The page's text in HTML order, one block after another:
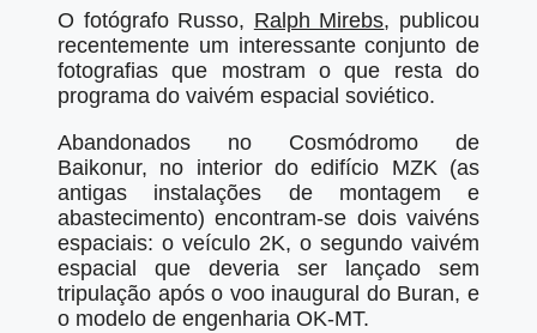
O fotógrafo Russo, Ralph Mirebs, publicou
recentemente um interessante conjunto de
fotografias que mostram o que resta do
programa do vaivém espacial soviético.
Abandonados no Cosmódromo de
Baikonur, no interior do edifício MZK (as
antigas instalações de montagem e
abastecimento) encontram-se dois vaivéns
espaciais: o veículo 2K, o segundo vaivém
espacial que deveria ser lançado sem
tripulação após o voo inaugural do Buran, e
o modelo de engenharia OK-MT.